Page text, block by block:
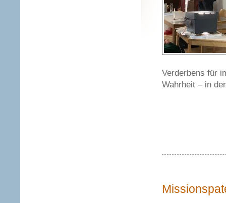
Verderbens für
Wahrheit – in